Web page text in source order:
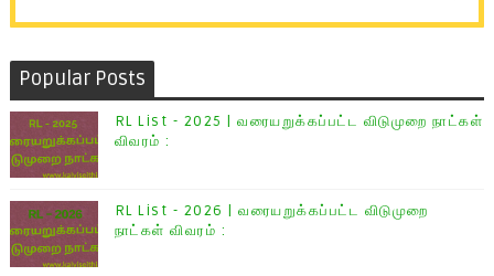
Popular Posts
RL List - 2025 | வரையறுக்கப்பட்ட விடுமுறை நாட்கள்
விவரம் :
RL List - 2026 | வரையறுக்கப்பட்ட விடுமுறை
நாட்கள் விவரம் :